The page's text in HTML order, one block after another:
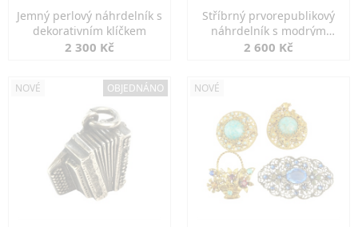
Jemný perlový náhrdelník s
dekorativním klíčkem
2 300 Kč
Stříbrný prvorepublikový
náhrdelník s modrým
spinelem
2 600 Kč
NOVÉ OBJEDNÁNO NOVÉ